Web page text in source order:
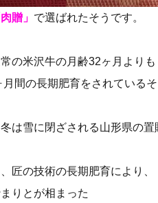
肉贈」 で選ばれたそうです。
の米沢牛の月齢32ヶ月よりも
間の長期肥育をされているそ
は雪に閉ざされる山形県の置
匠の技術の長期肥育により、
りとが相まった